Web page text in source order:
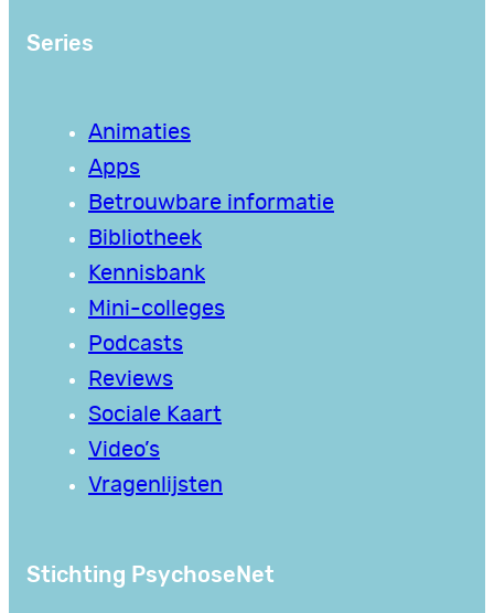
Series
Animaties
Apps
Betrouwbare informatie
Bibliotheek
Kennisbank
Mini-colleges
Podcasts
Reviews
Sociale Kaart
Video’s
Vragenlijsten
Stichting PsychoseNet